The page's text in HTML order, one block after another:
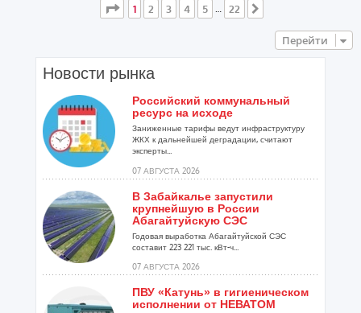
Страница
из 22
1 2 3 4 5 22
Перейти
Новости рынка
Российский коммунальный
ресурс на исходе
Заниженные тарифы ведут инфраструктуру
ЖКХ к дальнейшей деградации, считают
эксперты...
07 АВГУСТА 2026
В Забайкалье запустили
крупнейшую в России
Абагайтуйскую СЭС
Годовая выработка Абагайтуйской СЭС
составит 223 221 тыс. кВт-ч...
07 АВГУСТА 2026
ПВУ «Катунь» в гигиеническом
исполнении от НЕВАТОМ